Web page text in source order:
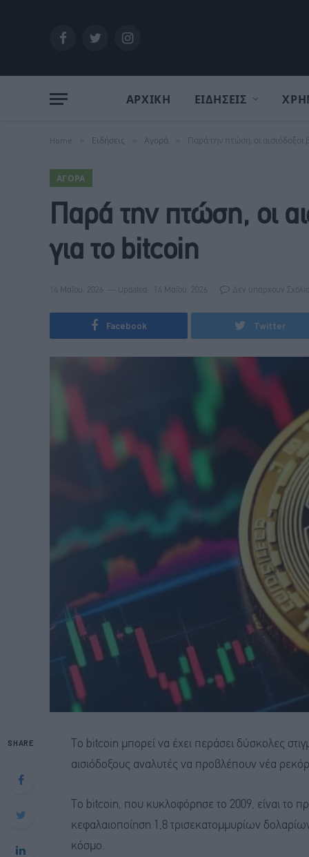
FacebookTwitterInstagram
ΑΡΧΙΚΗ ΕΙΔΗΣΕΙΣ
Home Ειδήσεις Αγορά Παρά την πτώση, οι αισιόδοξοι
ΑΓΟΡΆ
Παρά την πτώση, οι
για το bitcoin
14 Μαΐου, 2026 Updated: 14 Μαΐου, 2026 Δεν υπάρχουν Σχόλια
Facebook Twitter
SHARE
Το bitcoin μπορεί να έχει περάσει δύσκολες
αισιόδοξους αναλυτές να προβλέπουν νέα
Το bitcoin, που κυκλοφόρησε το 2009, είναι
κεφαλαιοποίηση 1,8 τρισεκατομμυρίων
κόσμο.